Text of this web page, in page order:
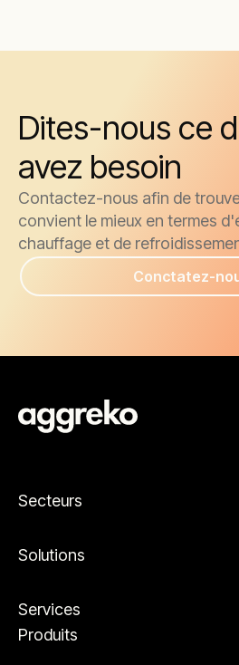
Dites-nous ce
avez besoin
Contactez-nous afin de
convient le mieux en termes
chauffage et de
Conctatez-
Secteurs
Solutions
Services
Produits